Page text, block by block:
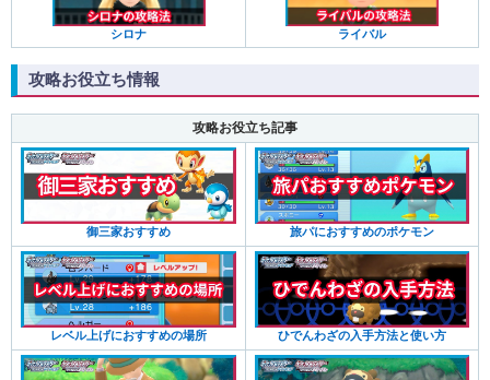
シロナ ライバル
攻略お役立ち情報
攻略お役立ち記事
御三家おすすめ 旅パにおすすめのポケモン
レベル上げにおすすめの場所 ひでんわざの入手方法と使い方